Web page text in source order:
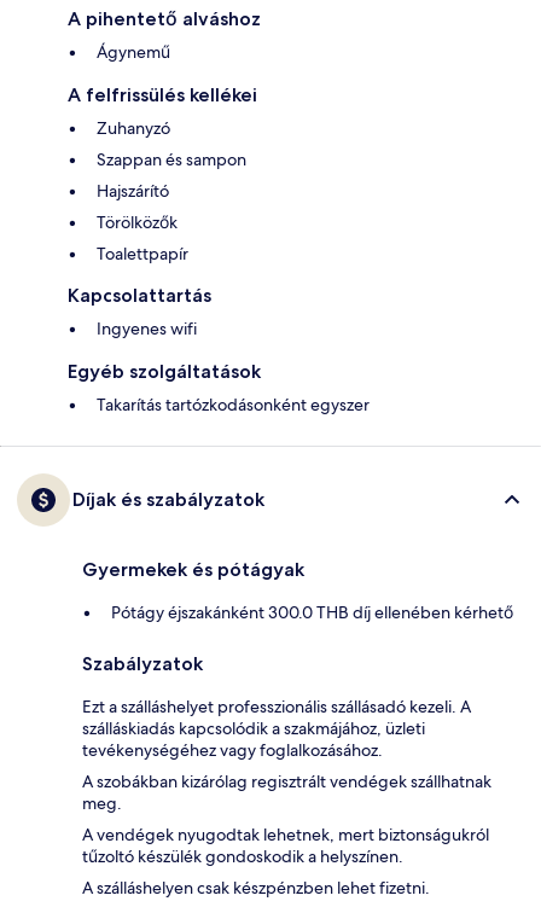
A pihentető alváshoz
Ágynemű
A felfrissülés kellékei
Zuhanyzó
Szappan és sampon
Hajszárító
Törölközők
Toalettpapír
Kapcsolattartás
Ingyenes wifi
Egyéb szolgáltatások
Takarítás tartózkodásonként egyszer
Díjak és szabályzatok
Gyermekek és pótágyak
Pótágy éjszakánként 300.0 THB díj ellenében kérhető
Szabályzatok
Ezt a szálláshelyet professzionális szállásadó kezeli. A
szálláskiadás kapcsolódik a szakmájához, üzleti
tevékenységéhez vagy foglalkozásához.
A szobákban kizárólag regisztrált vendégek szállhatnak
meg.
A vendégek nyugodtak lehetnek, mert biztonságukról
tűzoltó készülék gondoskodik a helyszínen.
A szálláshelyen csak készpénzben lehet fizetni.